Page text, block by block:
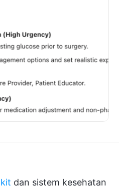
dan sistem kesehatan